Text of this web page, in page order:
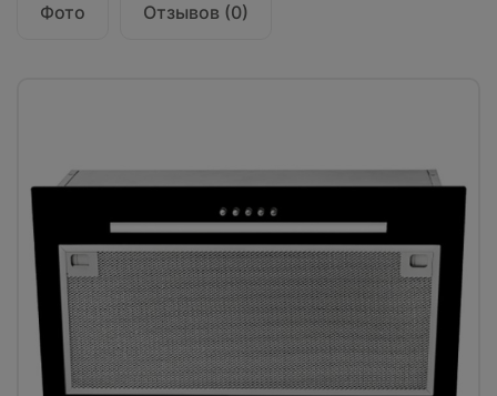
Фото Отзывов (0)